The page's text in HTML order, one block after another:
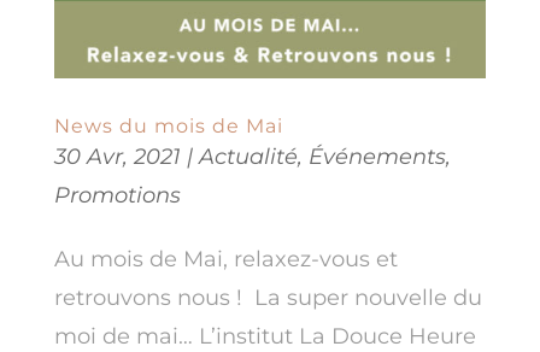
News du mois de Mai
30 Avr, 2021 |Actualité, Événements,
Promotions
Au mois de Mai, relaxez-vous et
retrouvons nous ! La super nouvelle du
moi de mai… L’institut La Douce Heure